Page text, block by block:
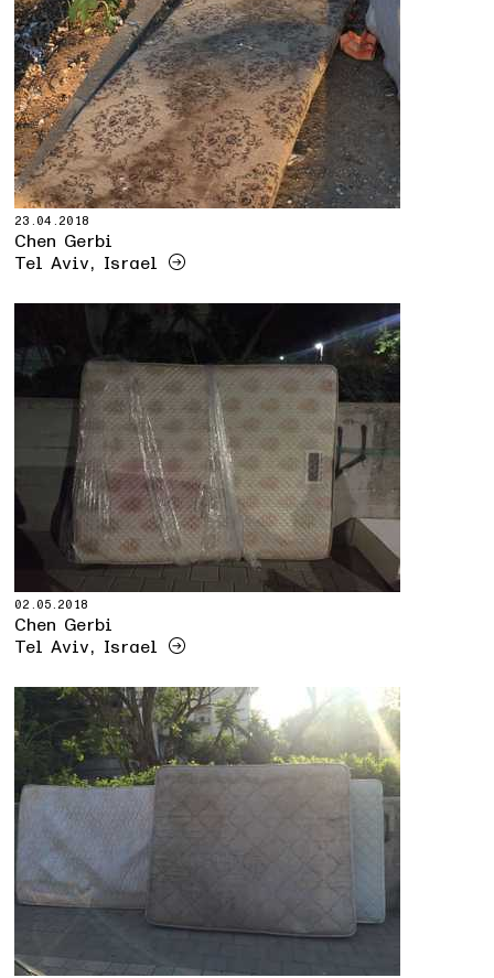
23.04.2018
Chen Gerbi
Tel Aviv, Israel
02.05.2018
Chen Gerbi
Tel Aviv, Israel